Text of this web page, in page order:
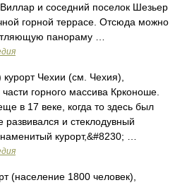
и соседний поселок Шезьер
горной террасе. Отсюда можно
панораму …
Чехии (см. Чехия),
горного массива Крконоше.
в 17 веке, когда то здесь был
развивался и стеклодувный
курорт,&#8230; …
(население 1800 человек),